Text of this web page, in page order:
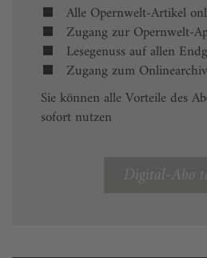
Alle Opernwelt-Artikel
Zugang zur Opernwelt-
Lesegenuss auf allen
Zugang zum
Sie können alle Vorteile des
sofort nutzen
Digital-Abo